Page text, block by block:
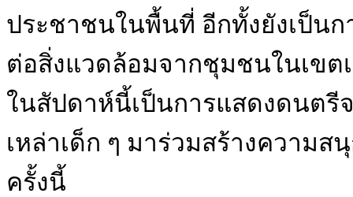
ประชาชนในพื้นที่ อีกทั้งยังเป็น
ต่อสิ่งแวดล้อมจากชุมชนในเขต
ในสัปดาห์นี้เป็นการแสดงดนต
เหล่าเด็ก ๆ มาร่วมสร้างความ
ครั้งนี้